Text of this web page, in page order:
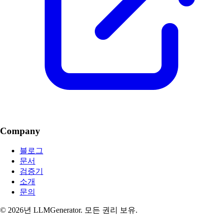
Company
블로그
문서
검증기
소개
문의
© 2026년 LLMGenerator. 모든 권리 보유.